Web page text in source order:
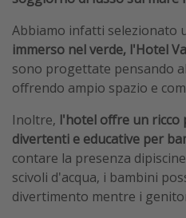
Abbiamo infatti selezionato
immerso nel verde, l'Hotel
sono progettate pensando
offrendo ampio spazio e
Inoltre, l'hotel offre un ricco
divertenti e educative per
contare la presenza
scivoli d'acqua, i bambini
divertimento mentre i